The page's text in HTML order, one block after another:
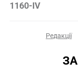
1160-IV
Редакції